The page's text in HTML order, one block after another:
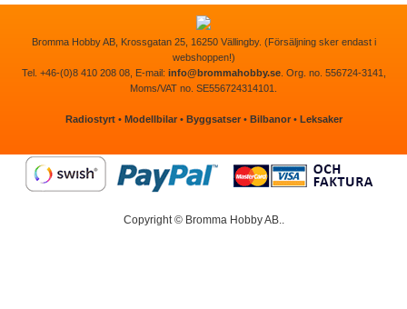
Bromma Hobby AB, Krossgatan 25, 16250 Vällingby. (Försäljning sker endast i
webshoppen!)
Tel. +46-(0)8 410 208 08, E-mail: info@brommahobby.se. Org. no. 556724-3141,
Moms/VAT no. SE556724314101.
Radiostyrt• Modellbilar• Byggsatser• Bilbanor• Leksaker
Copyright © Bromma Hobby AB..